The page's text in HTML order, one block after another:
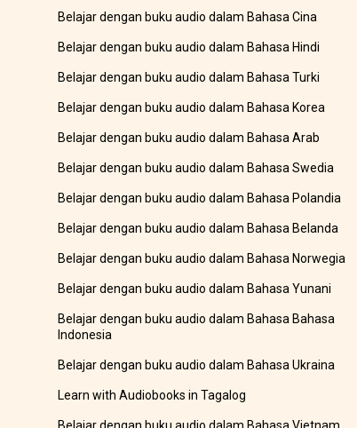
Belajar dengan buku audio dalam Bahasa Cina
Belajar dengan buku audio dalam Bahasa Hindi
Belajar dengan buku audio dalam Bahasa Turki
Belajar dengan buku audio dalam Bahasa Korea
Belajar dengan buku audio dalam Bahasa Arab
Belajar dengan buku audio dalam Bahasa Swedia
Belajar dengan buku audio dalam Bahasa Polandia
Belajar dengan buku audio dalam Bahasa Belanda
Belajar dengan buku audio dalam Bahasa Norwegia
Belajar dengan buku audio dalam Bahasa Yunani
Belajar dengan buku audio dalam Bahasa Bahasa
Indonesia
Belajar dengan buku audio dalam Bahasa Ukraina
Learn with Audiobooks in Tagalog